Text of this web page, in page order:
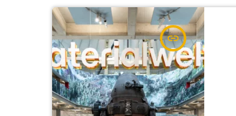
insert_link